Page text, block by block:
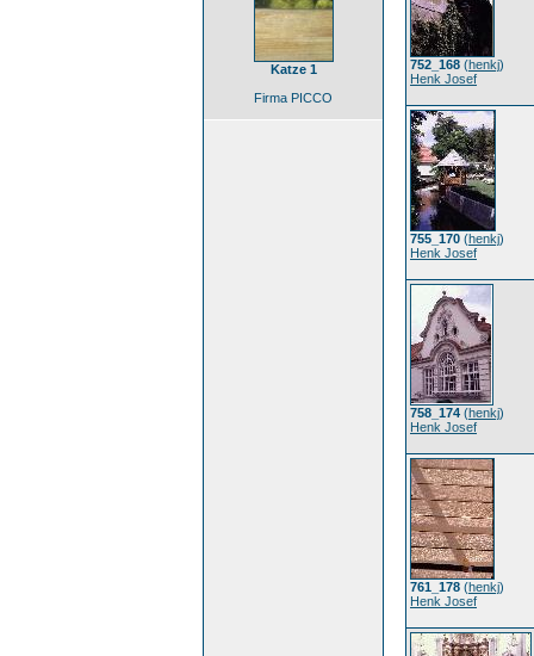
Katze 1
Firma PICCO
752_168 (henkj)
Henk Josef
755_170 (henkj)
Henk Josef
758_174 (henkj)
Henk Josef
761_178 (henkj)
Henk Josef